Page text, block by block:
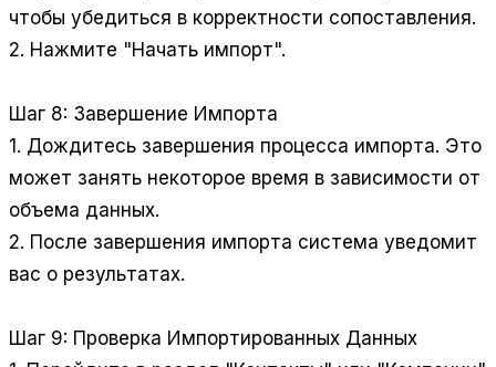
чтобы убедиться в корректности сопоставления.
2. Нажмите "Начать импорт".
Шаг 8: Завершение Импорта
1. Дождитесь завершения процесса импорта. Это
может занять некоторое время в зависимости от
объема данных.
2. После завершения импорта система уведомит
вас о результатах.
Шаг 9: Проверка Импортированных Данных